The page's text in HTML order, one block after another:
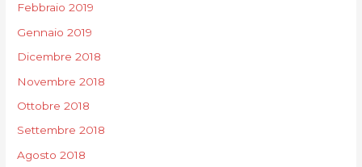
Febbraio 2019
Gennaio 2019
Dicembre 2018
Novembre 2018
Ottobre 2018
Settembre 2018
Agosto 2018